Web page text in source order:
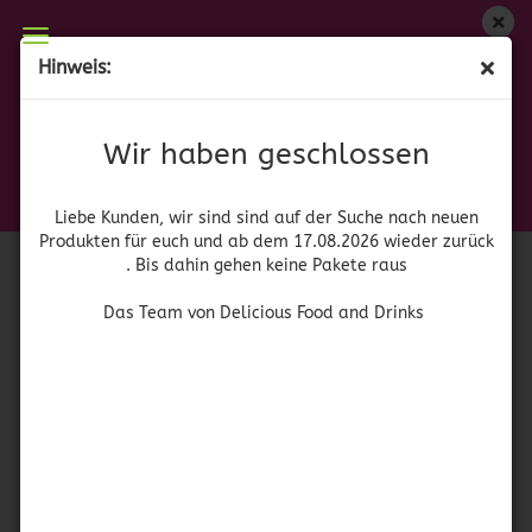
Hinweis:
Wir haben geschlossen
Liebe Kunden, wir sind sind auf der Suche nach neuen
Produkten für euch und ab dem 17.08.2026 wieder zurück
. Bis dahin gehen keine Pakete raus
Das Team von Delicious Food and Drinks
Wir haben geschlossen
zurück. Bis dahin gehen keine Pakete raus
Das Team von Delicious Food and Drinks
Bayobohnenmus